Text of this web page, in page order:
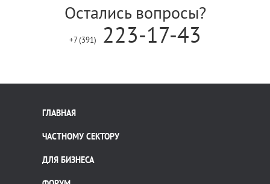
Остались вопросы?
+7 (391) 223-17-43
ГЛАВНАЯ
ЧАСТНОМУ СЕКТОРУ
ДЛЯ БИЗНЕСА